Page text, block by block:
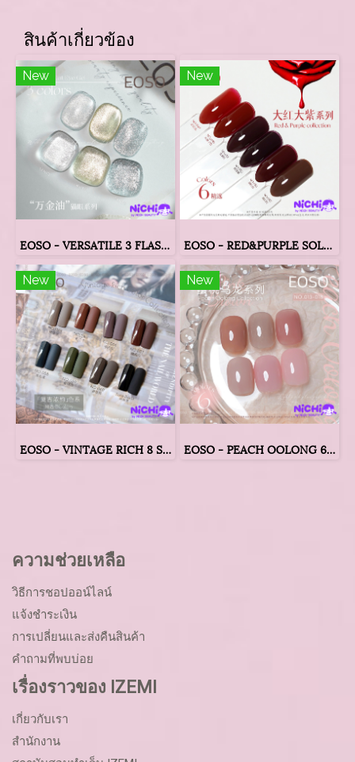
สินค้าเกี่ยวข้อง
New
EOSO - VERSATILE 3 FLASH COLORS
New
EOSO - RED&PURPLE SOLID 6 COLORS
New
EOSO - VINTAGE RICH 8 SOLID COLORS
New
EOSO - PEACH OOLONG 6 SYRUP COLORS
ความช่วยเหลือ
วิธีการชอปออน์ไลน์
แจ้งชำระเงิน
การเปลี่ยนและส่งคืนสินค้า
คำถามที่พบบ่อย
เรื่องราวของ IZEMI
เกี่ยวกับเรา
สำนักงาน